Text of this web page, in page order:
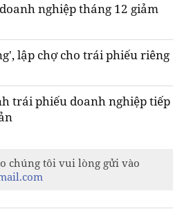
nghiệp tháng 12 giảm
lập chợ cho trái phiếu riêng
trái phiếu doanh nghiệp tiếp
chúng tôi vui lòng gửi vào